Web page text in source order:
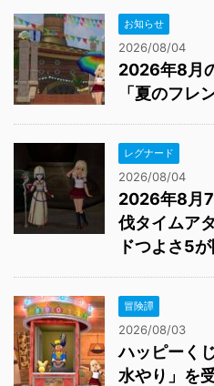
お知らせ
2026/08/04
2026年8月
「夏のフレ
レグナード
2026/08/04
2026年8月
伐タイムア
ドつよさ5
冒険譚
2026/08/03
ハッピーく
水やり」を